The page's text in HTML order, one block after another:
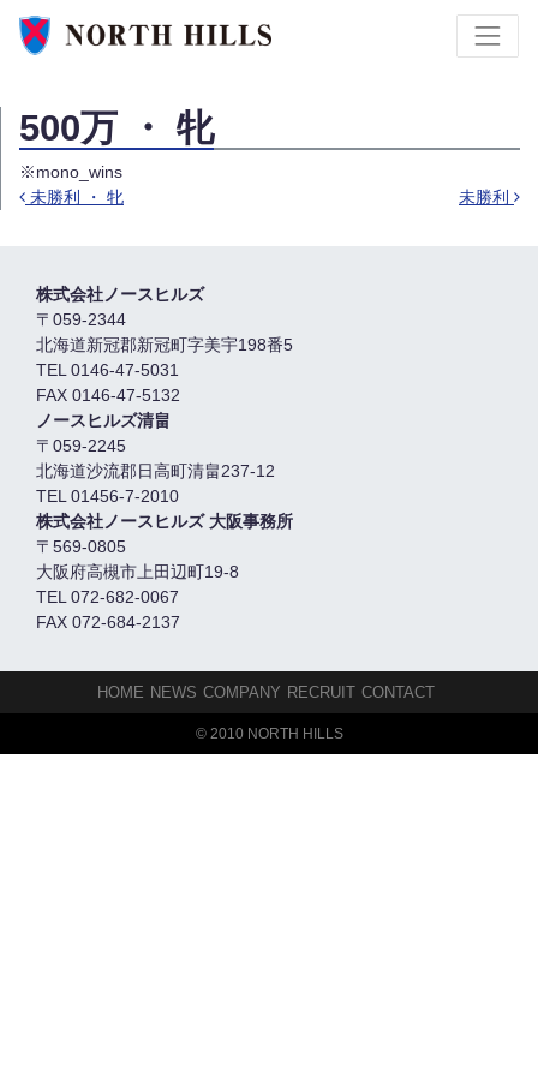
500万 ・ 牝
※mono_wins
未勝利 ・ 牝 未勝利
株式会社ノースヒルズ
〒059-2344
北海道新冠郡新冠町字美宇198番5
TEL 0146-47-5031
FAX 0146-47-5132
ノースヒルズ清畠
〒059-2245
北海道沙流郡日高町清畠237-12
TEL 01456-7-2010
株式会社ノースヒルズ 大阪事務所
〒569-0805
大阪府高槻市上田辺町19-8
TEL 072-682-0067
FAX 072-684-2137
HOME NEWS COMPANY RECRUIT CONTACT
© 2010 NORTH HILLS